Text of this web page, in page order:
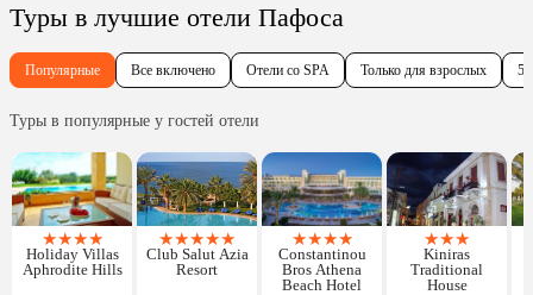
Туры в лучшие отели Пафоса
Популярные Все включено Отели со SPA Только для взрослых 5
Туры в популярные у гостей отели
★★★★
Holiday Villas
Aphrodite Hills
★★★★★
Club Salut Azia
Resort
★★★★
Constantinou
Bros Athena
Beach Hotel
★★★
Kiniras
Traditional
House